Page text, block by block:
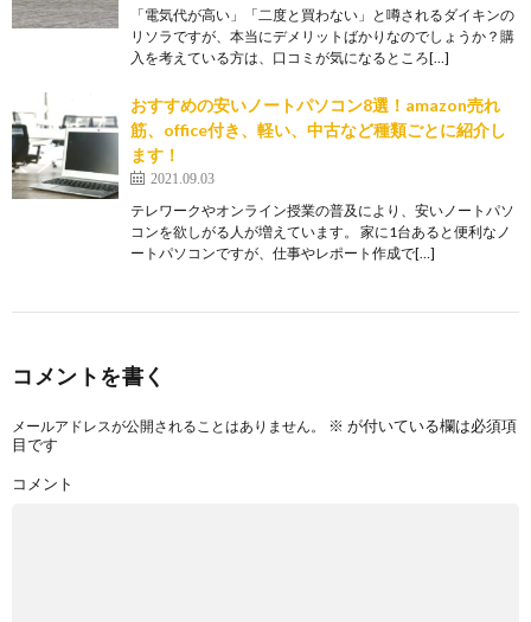
「電気代が高い」「二度と買わない」と噂されるダイキンの
リソラですが、本当にデメリットばかりなのでしょうか？購
入を考えている方は、口コミが気になるところ[…]
おすすめの安いノートパソコン8選！amazon売れ
筋、office付き、軽い、中古など種類ごとに紹介し
ます！
2021.09.03
テレワークやオンライン授業の普及により、安いノートパソ
コンを欲しがる人が増えています。 家に1台あると便利なノ
ートパソコンですが、仕事やレポート作成で[…]
コメントを書く
メールアドレスが公開されることはありません。 ※ が付いている欄は必須項
目です
コメント